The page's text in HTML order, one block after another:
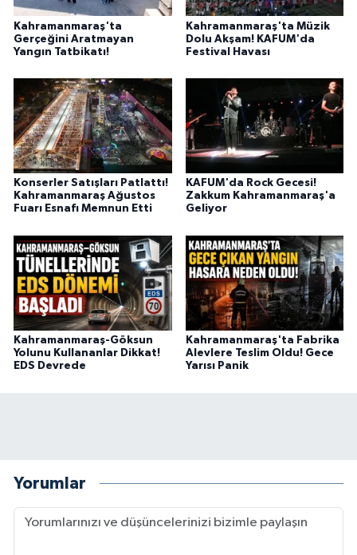
Kahramanmaraş'ta
Gerçeğini Aratmayan
Yangın Tatbikatı!
Kahramanmaraş'ta Müzik
Dolu Akşam! KAFUM'da
Festival Havası
Konserler Satışları Patlattı!
Kahramanmaraş Ağustos
Fuarı Esnafı Memnun Etti
KAFUM'da Rock Gecesi!
Zakkum Kahramanmaraş'a
Geliyor
Kahramanmaraş-Göksun
Yolunu Kullananlar Dikkat!
EDS Devrede
Kahramanmaraş'ta Fabrika
Alevlere Teslim Oldu! Gece
Yarısı Panik
Yorumlar